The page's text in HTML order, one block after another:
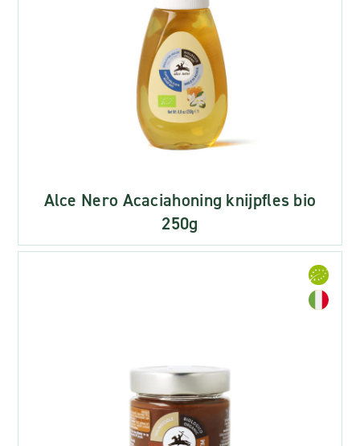
Alce Nero Acaciahoning knijpfles bio
250g